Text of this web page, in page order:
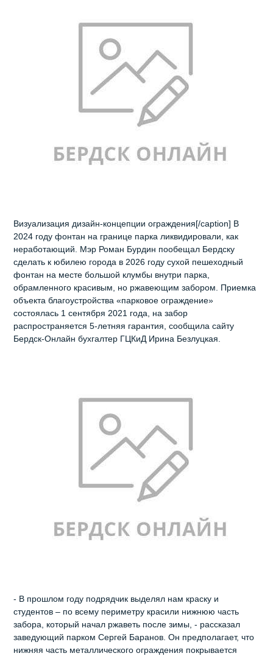
Визуализация дизайн-концепции ограждения[/caption] В
2024 году фонтан на границе парка ликвидировали, как
неработающий. Мэр Роман Бурдин пообещал Бердску
сделать к юбилею города в 2026 году сухой пешеходный
фонтан на месте большой клумбы внутри парка,
обрамленного красивым, но ржавеющим забором. Приемка
объекта благоустройства «парковое ограждение»
состоялась 1 сентября 2021 года, на забор
распространяется 5-летняя гарантия, сообщила сайту
Бердск-Онлайн бухгалтер ГЦКиД Ирина Безлуцкая.
- В прошлом году подрядчик выделял нам краску и
студентов – по всему периметру красили нижнюю часть
забора, который начал ржаветь после зимы, - рассказал
заведующий парком Сергей Баранов. Он предполагает, что
нижняя часть металлического ограждения покрывается